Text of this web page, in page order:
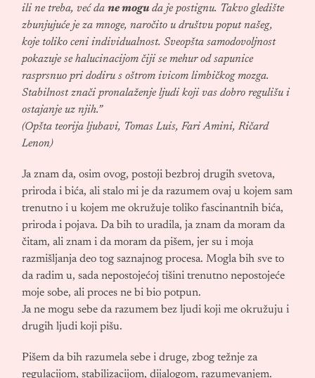
ili ne treba, već dane mogu da je postignu. Takvo gledište
zbunjujuće je za mnoge, naročito u društvu poput našeg,
koje toliko ceni individualnost. Sveopšta samodovoljnost
pokazuje se halucinacijom čiji se mehur od sapunice
rasprsnuo pri dodiru s oštrom ivicom limbičkog mozga.
Stabilnost znači pronalaženje ljudi koji vas dobro regulišu i
ostajanje uz njih.”
(Opšta teorija ljubavi, Tomas Luis, Fari Amini, Ričard
Lenon)
Ja znam da, osim ovog, postoji bezbroj drugih svetova,
priroda i bića, ali stalo mi je da razumem ovaj u kojem sam
trenutno i u kojem me okružuje toliko fascinantnih bića,
priroda i pojava. Da bih to uradila, ja znam da moram da
čitam, ali znam i da moram da pišem, jer su i moja
razmišljanja deo tog saznajnog procesa. Mogla bih sve to
da radim u, sada nepostojećoj tišini trenutno nepostojeće
moje sobe, ali proces ne bi bio potpun.
Ja ne mogu sebe da razumem bez ljudi koji me okružuju i
drugih ljudi koji pišu.
Pišem da bih razumela sebe i druge, zbog težnje za
regulacijom, stabilizacijom, dijalogom, razumevanjem.